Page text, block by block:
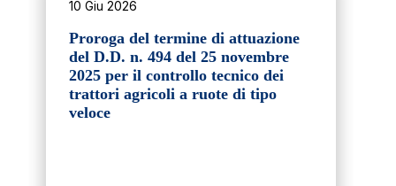
10 Giu 2026
Proroga del termine di attuazione
del D.D. n. 494 del 25 novembre
2025 per il controllo tecnico dei
trattori agricoli a ruote di tipo
veloce